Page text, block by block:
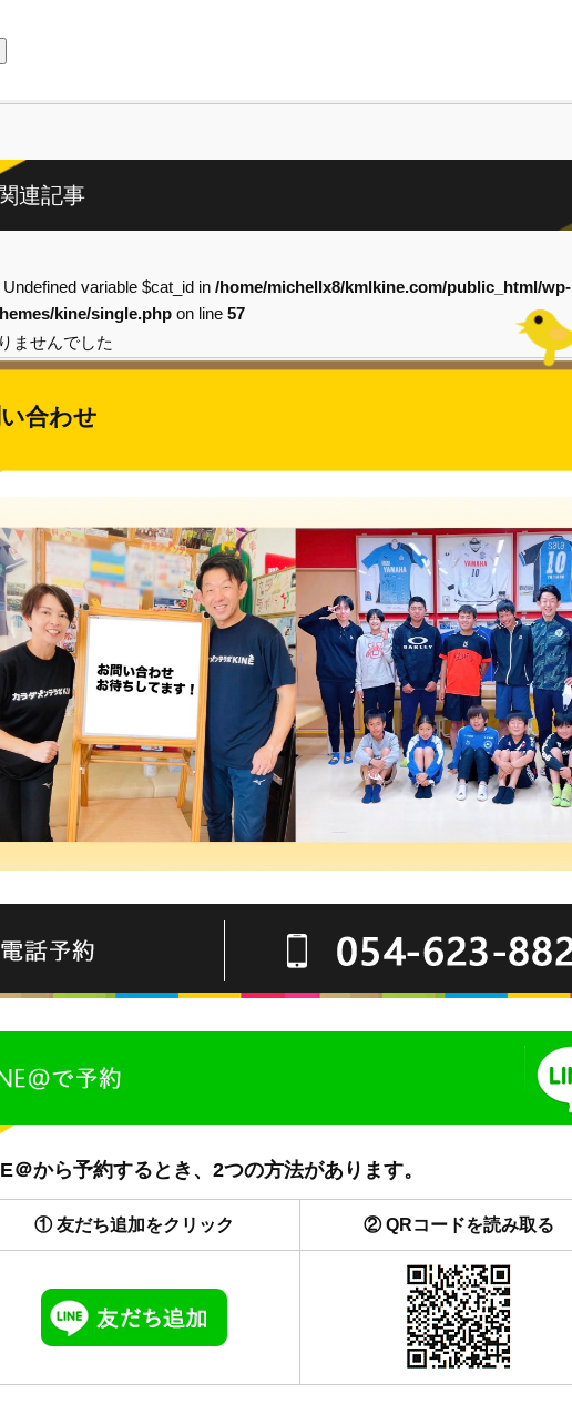
関連記事
Undefined variable $cat_id in /home/michellx8/kmlkine.com/public_html/wp-
kine/single.php on line 57
ませんでした
合わせ
＠から予約するとき、2つの方法があります。
① 友だち追加をクリック ② QRコードを読み取る